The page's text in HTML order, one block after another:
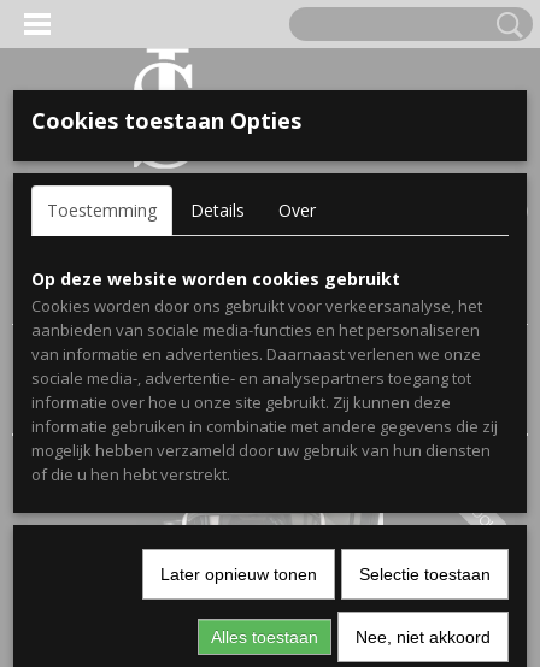
Inloggen Registreren
(0)
Home >Webshop> Gepersonaliseerde Luiertassen en
Toilettasjes
Sorteer op:
LEERLOOK
VOOR KINDEREN
OPA & OMA.
NAAM EN GEBOORTEJAAR
Cookies toestaan Opties
Toestemming Details Over
Op deze website worden cookies gebruikt
Cookies worden door ons gebruikt voor verkeersanalyse, het
aanbieden van sociale media-functies en het personaliseren
van informatie en advertenties. Daarnaast verlenen we onze
sociale media-, advertentie- en analysepartners toegang tot
informatie over hoe u onze site gebruikt. Zij kunnen deze
informatie gebruiken in combinatie met andere gegevens die zij
mogelijk hebben verzameld door uw gebruik van hun diensten
of die u hen hebt verstrekt.
Later opnieuw tonen Selectie toestaan
Alles toestaan Nee, niet akkoord